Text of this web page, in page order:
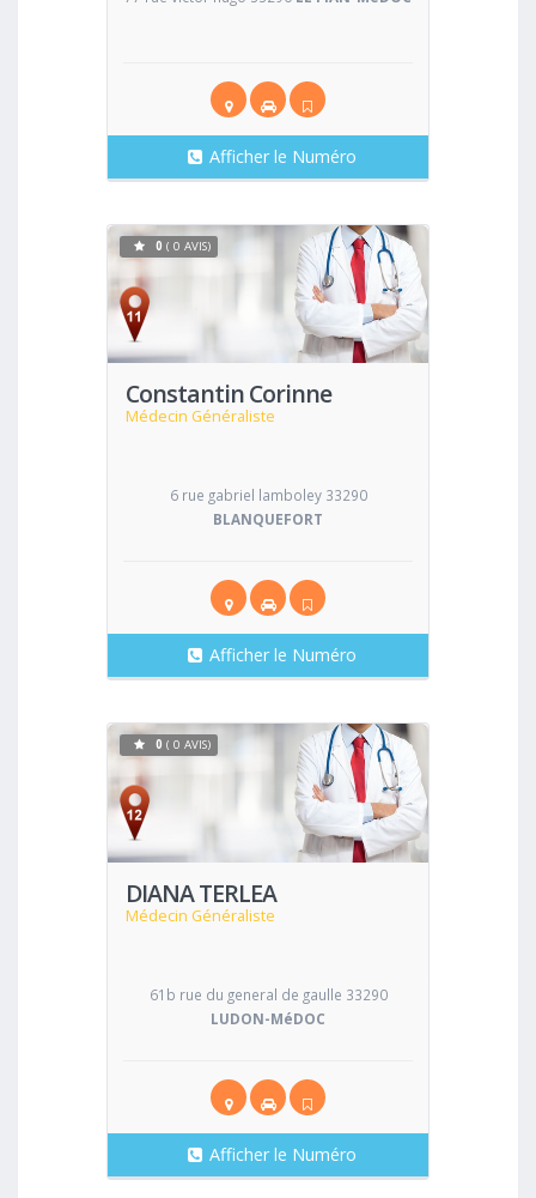
Afficher le Numéro
Constantin Corinne
Médecin Généraliste
Voir
0 ( 0 AVIS)
6 rue gabriel lamboley 33290
BLANQUEFORT
Afficher le Numéro
DIANA TERLEA
Médecin Généraliste
Voir
0 ( 0 AVIS)
61b rue du general de gaulle 33290
LUDON-MéDOC
Afficher le Numéro